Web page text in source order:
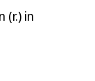
(r.) in